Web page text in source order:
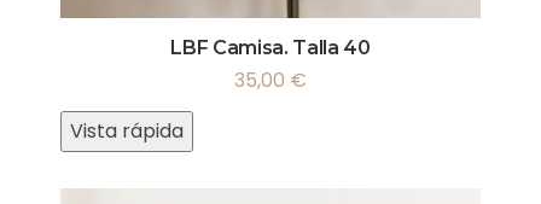
LBF Camisa. Talla 40
35,00 €
Vista rápida